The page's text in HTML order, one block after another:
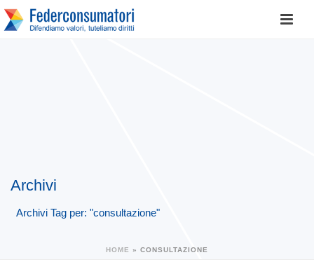
Archivi
Archivi Tag per: "consultazione"
HOME » CONSULTAZIONE